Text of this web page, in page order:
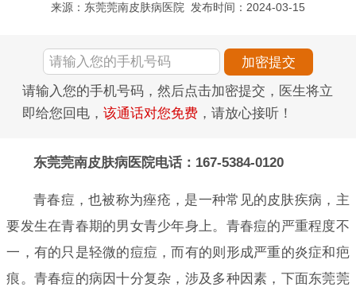
来源：东莞莞南皮肤病医院 发布时间：2024-03-15
请输入您的手机号码，然后点击加密提交，医生将立
即给您回电， 该通话对您免费 ，请放心接听！
东莞莞南皮肤病医院电话：167-5384-0120
青春痘，也被称为痤疮，是一种常见的皮肤疾病，主
要发生在青春期的男女青少年身上。青春痘的严重程度不
一，有的只是轻微的痘痘，而有的则形成严重的炎症和疤
痕。青春痘的病因十分复杂，涉及多种因素，下面东莞莞